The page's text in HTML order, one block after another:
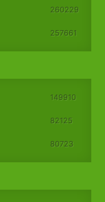
260229
257661
149910
82125
80723